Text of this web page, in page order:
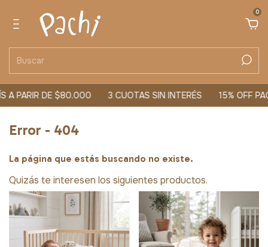
0
A PARIR DE $80.000 3 CUOTAS SIN INTERÉS 15% OFF
Error - 404
La página que estás buscando no existe.
Quizás te interesen los siguientes productos.